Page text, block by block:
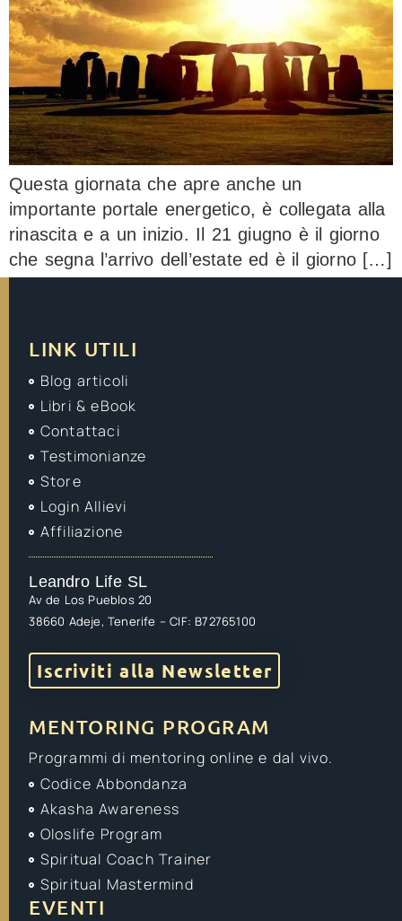
Questa giornata che apre anche un
importante portale energetico, è collegata alla
rinascita e a un inizio. Il 21 giugno è il giorno
che segna l’arrivo dell’estate ed è il giorno […]
LINK UTILI
Blog articoli
Libri & eBook
Contattaci
Testimonianze
Store
Login Allievi
Affiliazione
Leandro Life SL
Av de Los Pueblos 20
38660 Adeje, Tenerife – CIF: B72765100
Iscriviti alla Newsletter
MENTORING PROGRAM
Programmi di mentoring online e dal vivo.
Codice Abbondanza
Akasha Awareness
Oloslife Program
Spiritual Coach Trainer
Spiritual Mastermind
EVENTI